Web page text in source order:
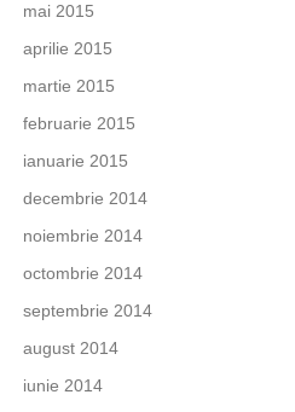
mai 2015
aprilie 2015
martie 2015
februarie 2015
ianuarie 2015
decembrie 2014
noiembrie 2014
octombrie 2014
septembrie 2014
august 2014
iunie 2014